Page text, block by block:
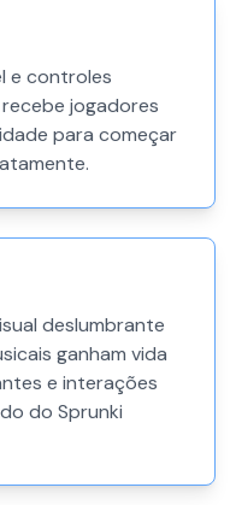
e controles
jogadores
para começar
deslumbrante
ganham vida
e interações
do Sprunki